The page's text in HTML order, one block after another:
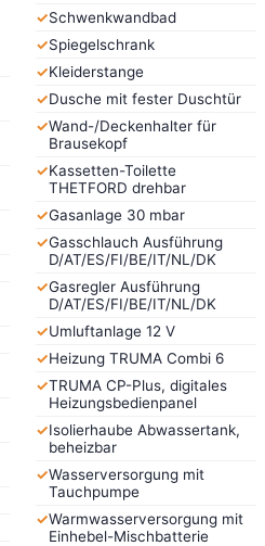
✓Schwenkwandbad
✓Spiegelschrank
✓Kleiderstange
✓Dusche mit fester Duschtür
✓Wand-/Deckenhalter für
Brausekopf
✓Kassetten-Toilette
THETFORD drehbar
✓Gasanlage 30 mbar
✓Gasschlauch Ausführung
D/AT/ES/FI/BE/IT/NL/DK
✓Gasregler Ausführung
D/AT/ES/FI/BE/IT/NL/DK
✓Umluftanlage 12 V
✓Heizung TRUMA Combi 6
✓TRUMA CP-Plus, digitales
Heizungsbedienpanel
✓Isolierhaube Abwassertank,
beheizbar
✓Wasserversorgung mit
Tauchpumpe
✓Warmwasserversorgung mit
Einhebel-Mischbatterie